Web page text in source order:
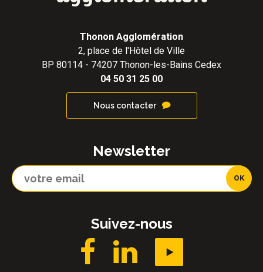
Thonon Agglomération
2, place de l'Hôtel de Ville
BP 80114 - 74207 Thonon-les-Bains Cedex
04 50 31 25 00
Nous contacter
Newsletter
Suivez-nous